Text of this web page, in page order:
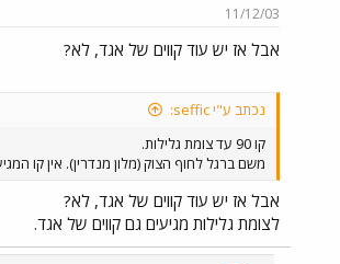
11/12/03
אבל אז יש עוד קווים של אגד, לא?
נכתב ע"י seffic:
קו 90 עד צומת גלילות.
משם ברגל לחוף הצוק (מלון מנדרין). אין קו
אבל אז יש עוד קווים של אגד, לא?
לצומת גלילות מגיעים גם קווים של אגד.